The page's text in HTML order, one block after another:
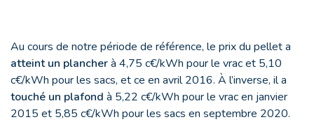
Au cours de notre période de référence, le prix du pellet a
atteint un plancherà 4,75 c€/kWh pour le vrac et 5,10
c€/kWh pour les sacs, et ce en avril 2016. À l’inverse, il a
touché un plafond à 5,22 c€/kWh pour le vrac en janvier
2015 et 5,85 c€/kWh pour les sacs en septembre 2020.